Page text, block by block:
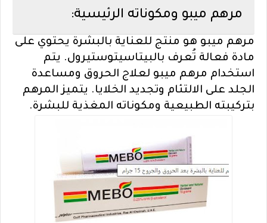
مرهم ميبو ومكوناته الرئيسية:
مرهم ميبو هو منتج للعناية بالبشرة يحتوي على
مادة فعالة تُعرف بالبيتاسيتوستيرول. يتم
استخدام مرهم ميبو لعلاج الحروق ومساعدة
الجلد على الالتئام وتجديد الخلايا. يتميز المرهم
بتركيبته الطبيعية ومكوناته المغذية للبشرة.